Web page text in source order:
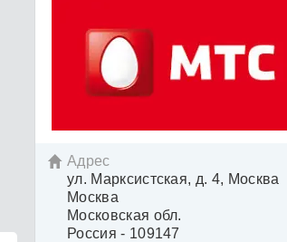
 Адрес
ул. Марксистская, д. 4, Москва
Москва
Московская обл.
Россия - 109147